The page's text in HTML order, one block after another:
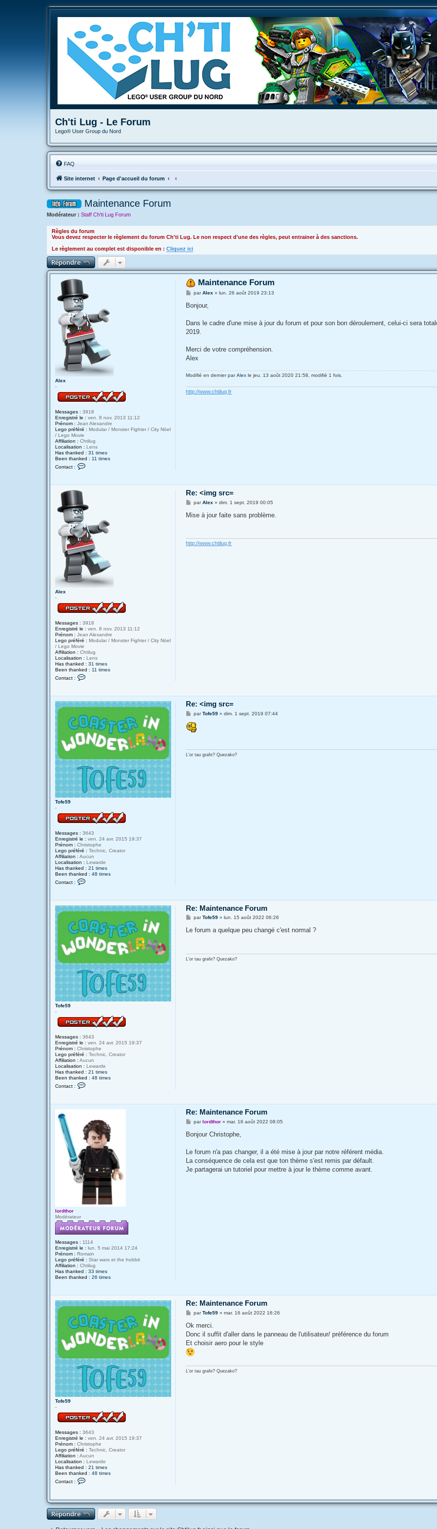
Ch'ti Lug - Le Forum
Lego® User Group du Nord
FAQ
Site internet Page d'accueil du forum
Maintenance Forum
Modérateur : Staff Ch'ti Lug Forum
Règles du forum
Vous devez respecter le règlement du forum Ch'ti Lug. Le non respect d'une des règles, peut entrainer à des sanctions.
Le règlement au complet est disponible en : Cliquez ici
Répondre
Alex
-
Messages : 3918
Enregistré le : ven. 8 nov. 2013 11:12
Prénom : Jean Alexandre
Lego préféré : Modular / Monster Fighter / City Nöel
/ Lego Movie
Affiliation : Chtilug
Localisation : Lens
Has thanked : 31 times
Been thanked : 11 times
Contact :
e
r
e
x
Maintenance Forum
M
s
g
parAlex »lun. 26 août 2019 23:13
Bonjour,
Dans le cadre d'une mise à jour du forum et pour son bon déroulement, celui-ci sera
2019.
Merci de votre compréhension.
Alex
Modifié en dernier parAlex le jeu. 13 août 2020 21:58, modifié 1 fois.
http://www.chtilug.fr
Alex
-
Messages : 3918
Enregistré le : ven. 8 nov. 2013 11:12
Prénom : Jean Alexandre
Lego préféré : Modular / Monster Fighter / City Nöel
/ Lego Movie
Affiliation : Chtilug
Localisation : Lens
Has thanked : 31 times
Been thanked : 11 times
Contact :
c
e
r
A
l
e
x
Re: <img src=
M
s
parAlex »dim. 1 sept. 2019 00:05
Mise à jour faite sans problème.
http://www.chtilug.fr
Tofe59
-
Messages : 3643
Enregistré le : ven. 24 avr. 2015 19:37
Prénom : Christophe
Lego préféré : Technic, Creator
Affiliation : Aucun
Localisation : Lewarde
Has thanked : 21 times
Been thanked : 48 times
Contact :
c
e
r
T
o
f
e
Re: <img src=
M
s
s
parTofe59 »dim. 1 sept. 2019 07:44
L'or tau grafe? Quezako?
Tofe59
-
Messages : 3643
Enregistré le : ven. 24 avr. 2015 19:37
Prénom : Christophe
Lego préféré : Technic, Creator
Affiliation : Aucun
Localisation : Lewarde
Has thanked : 21 times
Been thanked : 48 times
Contact :
e
r
o
f
Re: Maintenance Forum
M
s
parTofe59 »lun. 15 août 2022 06:26
Le forum a quelque peu changé c'est normal ?
L'or tau grafe? Quezako?
lordthor
Modérateur
Messages : 1114
Enregistré le : lun. 5 mai 2014 17:24
Prénom : Romain
Lego préféré : Star wars et the hobbit
Affiliation : Chtilug
Has thanked : 33 times
Been thanked : 26 times
Re: Maintenance Forum
M
s
g
parlordthor »mar. 16 août 2022 08:05
Bonjour Christophe,
Le forum n'a pas changer, il a été mise à jour par notre référent média.
La conséquence de cela est que ton thème s'est remis par défault.
Je partagerai un tutoriel pour mettre à jour le thème comme avant.
Tofe59
-
Messages : 3643
Enregistré le : ven. 24 avr. 2015 19:37
Prénom : Christophe
Lego préféré : Technic, Creator
Affiliation : Aucun
Localisation : Lewarde
Has thanked : 21 times
Been thanked : 48 times
Contact :
a
c
t
e
Re: Maintenance Forum
M
s
a
g
e
parTofe59 »mar. 16 août 2022 16:26
Ok merci.
Donc il suffit d'aller dans le panneau de l'utilisateur/ préférence du forum
Et choisir aero pour le style
L'or tau grafe? Quezako?
Répondre